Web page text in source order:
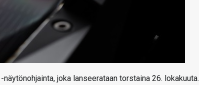
joka lanseerataan torstaina 26. lokakuuta.